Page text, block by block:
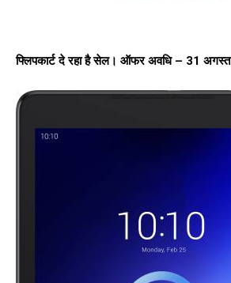
फ्लिपकार्ट दे रहा है सेल। ऑफर अवधि – 31 अगस्त